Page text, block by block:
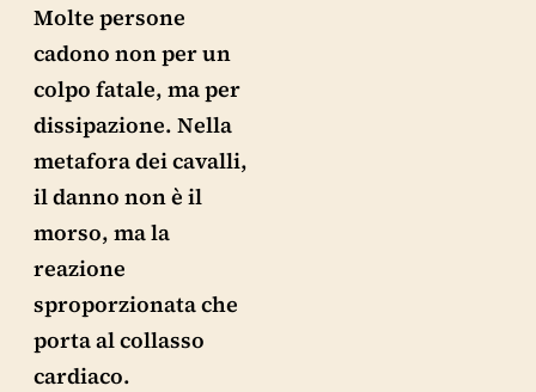
Molte persone
cadono non per un
colpo fatale, ma per
dissipazione. Nella
metafora dei cavalli,
il danno non è il
morso, ma la
reazione
sproporzionata che
porta al collasso
cardiaco.